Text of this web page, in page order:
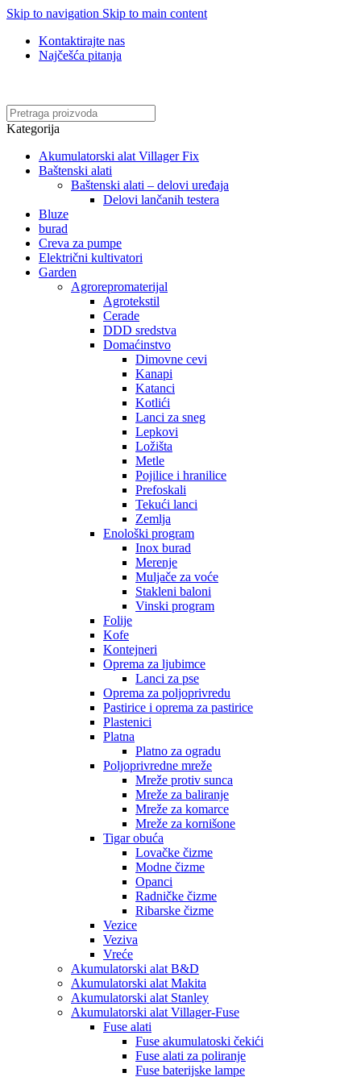
Skip to navigation Skip to main content
Kontaktirajte nas
Najčešća pitanja
Kategorija
Akumulatorski alat Villager Fix
Baštenski alati
Baštenski alati – delovi uređaja
Delovi lančanih testera
Bluze
burad
Creva za pumpe
Električni kultivatori
Garden
Agrorepromaterijal
Agrotekstil
Cerade
DDD sredstva
Domaćinstvo
Dimovne cevi
Kanapi
Katanci
Kotlići
Lanci za sneg
Lepkovi
Ložišta
Metle
Pojilice i hranilice
Prefoskali
Tekući lanci
Zemlja
Enološki program
Inox burad
Merenje
Muljače za voće
Stakleni baloni
Vinski program
Folije
Kofe
Kontejneri
Oprema za ljubimce
Lanci za pse
Oprema za poljoprivredu
Pastirice i oprema za pastirice
Plastenici
Platna
Platno za ogradu
Poljoprivredne mreže
Mreže protiv sunca
Mreže za baliranje
Mreže za komarce
Mreže za kornišone
Tigar obuća
Lovačke čizme
Modne čizme
Opanci
Radničke čizme
Ribarske čizme
Vezice
Veziva
Vreće
Akumulatorski alat B&D
Akumulatorski alat Makita
Akumulatorski alat Stanley
Akumulatorski alat Villager-Fuse
Fuse alati
Fuse akumulatoski čekići
Fuse alati za poliranje
Fuse baterijske lampe